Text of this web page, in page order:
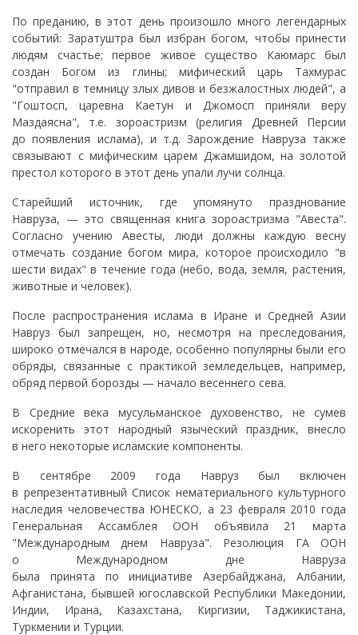
По преданию, в этот день произошло много легендарных
событий: Заратуштра был избран богом, чтобы принести
людям счастье; первое живое существо Каюмарс был
создан Богом из глины; мифический царь Тахмурас
"отправил в темницу злых дивов и безжалостных людей", а
"Гоштосп, царевна Каетун и Джомосп приняли веру
Маздаясна", т.е. зороастризм (религия Древней Персии
до появления ислама), и т.д. Зарождение Навруза также
связывают с мифическим царем Джамшидом, на золотой
престол которого в этот день упали лучи солнца.
Старейший источник, где упомянуто празднование
Навруза, — это священная книга зороастризма "Авеста".
Согласно учению Авесты, люди должны каждую весну
отмечать создание богом мира, которое происходило "в
шести видах" в течение года (небо, вода, земля, растения,
животные и человек).
После распространения ислама в Иране и Средней Азии
Навруз был запрещен, но, несмотря на преследования,
широко отмечался в народе, особенно популярны были его
обряды, связанные с практикой земледельцев, например,
обряд первой борозды — начало весеннего сева.
В Средние века мусульманское духовенство, не сумев
искоренить этот народный языческий праздник, внесло
в него некоторые исламские компоненты.
В сентябре 2009 года Навруз был включен
в репрезентативный Cписок нематериального культурного
наследия человечества ЮНЕСКО, а 23 февраля 2010 года
Генеральная Ассамблея ООН объявила 21 марта
"Международным днем Навруза". Резолюция ГА ООН
о Международном дне Навруза
была принята по инициативе Азербайджана, Албании,
Афганистана, бывшей югославской Республики Македонии,
Индии, Ирана, Казахстана, Киргизии, Таджикистана,
Туркмении и Турции.